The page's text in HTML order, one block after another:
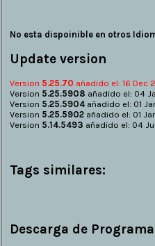
No esta dispoinible en otros
Update version
Version 5.25.70 añadido el: 16 Dec
Version 5.25.5908 añadido el: 04
Version 5.25.5904añadido el: 01
Version 5.25.5902añadido el: 01
Version 5.14.5493 añadido el: 04
Tags similares:
Descarga de